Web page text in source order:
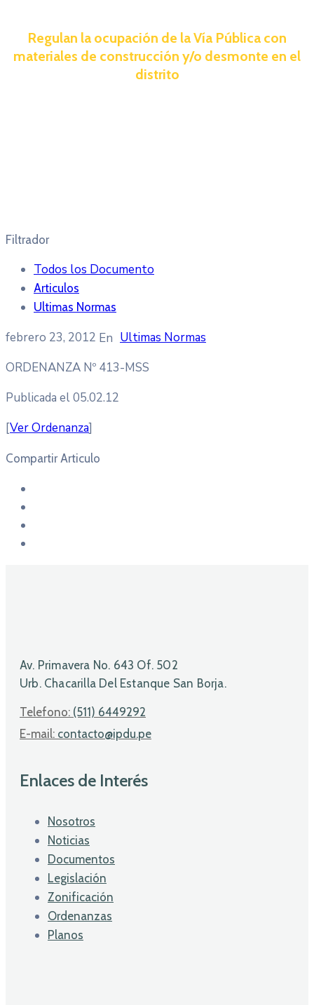
Regulan la ocupación de la Vía Pública con
materiales de construcción y/o desmonte en el
distrito
Filtrador
Todos los Documento
Articulos
Ultimas Normas
febrero 23, 2012
Ultimas Normas
ORDENANZA Nº 413-MSS
Publicada el 05.02.12
[Ver Ordenanza]
Compartir Articulo
Av. Primavera No. 643 Of. 502
Urb. Chacarilla Del Estanque San Borja.
Telefono: (511) 6449292
E-mail: contacto@ipdu.pe
Enlaces de Interés
Nosotros
Noticias
Documentos
Legislación
Zonificación
Ordenanzas
Planos